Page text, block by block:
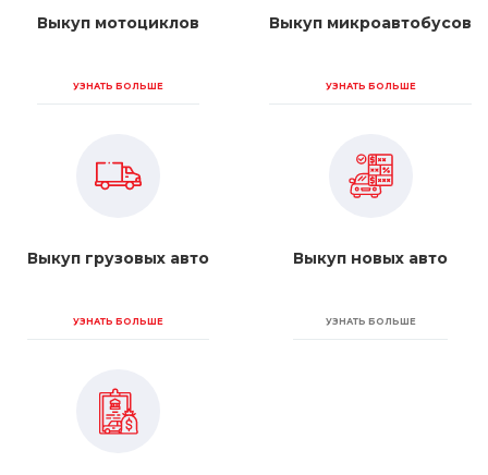
Выкуп мотоциклов
УЗНАТЬ БОЛЬШЕ
Выкуп микроавтобусов
УЗНАТЬ БОЛЬШЕ
Выкуп грузовых авто
УЗНАТЬ БОЛЬШЕ
Выкуп новых авто
УЗНАТЬ БОЛЬШЕ